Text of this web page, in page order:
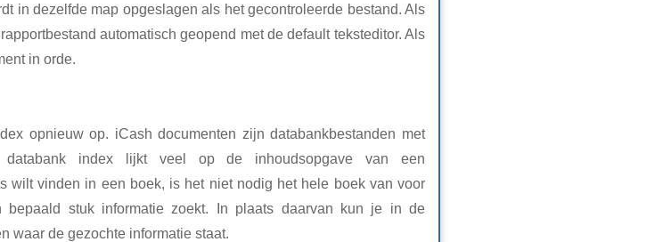
in dezelfde map opgeslagen als het gecontroleerde bestand. Als
automatisch geopend met de default teksteditor. Als
in orde.
opnieuw op. iCash documenten zijn databankbestanden met
databank index lijkt veel op de inhoudsopgave van een
wilt vinden in een boek, is het niet nodig het hele boek van voor
stuk informatie zoekt. In plaats daarvan kun je in de
waar de gezochte informatie staat.